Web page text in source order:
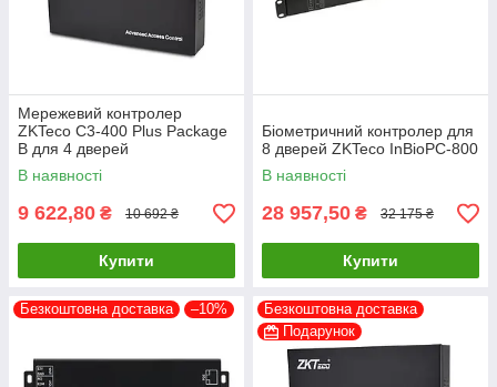
Мережевий контролер
ZKTeco C3-400 Plus Package
B для 4 дверей
В наявності
9 622,80 ₴ 10 692 ₴
Купити
Біометричний контролер для
8 дверей ZKTeco InBioPC-800
В наявності
28 957,50 ₴ 32 175 ₴
Купити
Безкоштовна доставка –10%
Безкоштовна доставка
Подарунок